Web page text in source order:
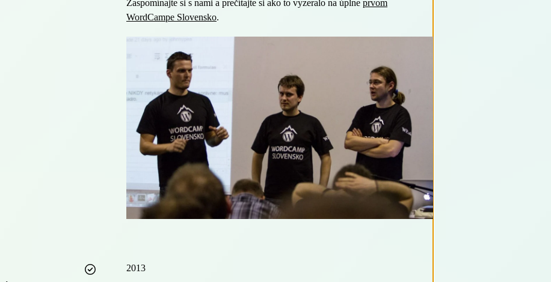
Zaspomínajte si s nami a prečítajte si ako to vyzeralo na úplne prvom
WordCampe Slovensko.
2013